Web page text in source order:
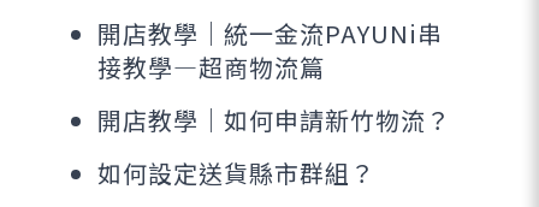
開店教學｜統一金流PAYUNi串
接教學—超商物流篇
開店教學｜如何申請新竹物流？
如何設定送貨縣市群組？